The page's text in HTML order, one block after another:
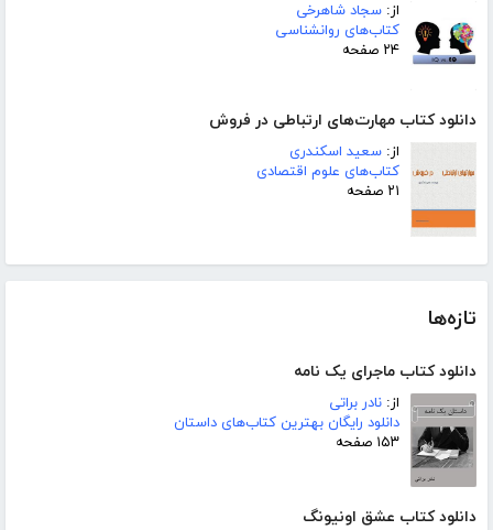
از: سجاد شاهرخی
کتاب‌های روانشناسی
۲۴ صفحه
دانلود کتاب مهارت‌های ارتباطی در فروش
از: سعید اسکندری
کتاب‌های علوم اقتصادی
۲۱ صفحه
تازه‌ها
دانلود کتاب ماجرای یک نامه
از: نادر براتی
دانلود رایگان بهترین کتاب‌های داستان
۱۵۳ صفحه
دانلود کتاب عشق اونیونگ